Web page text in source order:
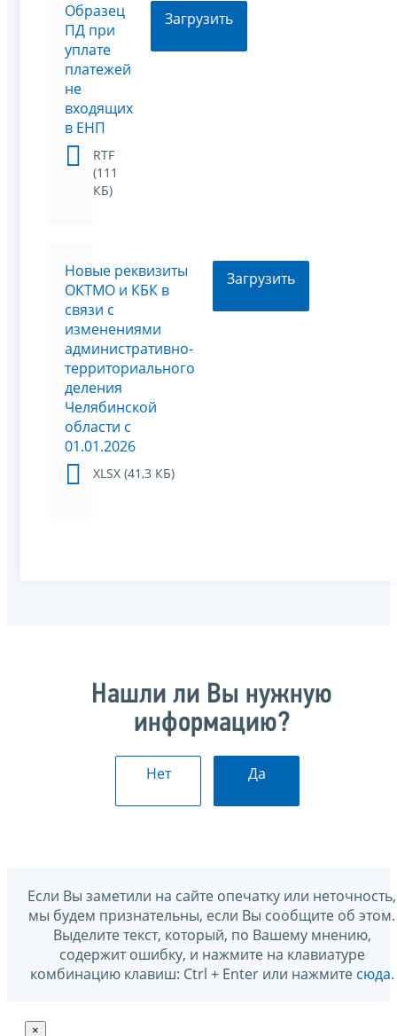
Образец
ПД при
уплате
платежей
не
входящих
в ЕНП
RTF
(111
КБ)
Загрузить
Новые реквизиты
ОКТМО и КБК в
связи с
изменениями
административно-
территориального
деления
Челябинской
области с
01.01.2026
XLSX (41,3 КБ)
Загрузить
Нашли ли Вы нужную
информацию?
Нет Да
Если Вы заметили на сайте опечатку или неточность,
мы будем признательны, если Вы сообщите об этом.
Выделите текст, который, по Вашему мнению,
содержит ошибку, и нажмите на клавиатуре
комбинацию клавиш: Ctrl + Enter или нажмите сюда.
×